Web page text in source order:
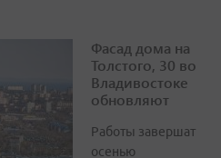
Фасад дома на
Толстого, 30 во
Владивостоке
обновляют
Работы завершат
осенью